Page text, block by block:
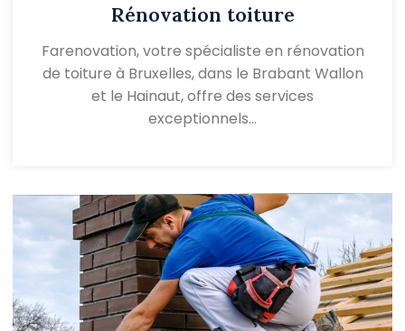
Rénovation toiture
Farenovation, votre spécialiste en rénovation
de toiture à Bruxelles, dans le Brabant Wallon
et le Hainaut, offre des services
exceptionnels…